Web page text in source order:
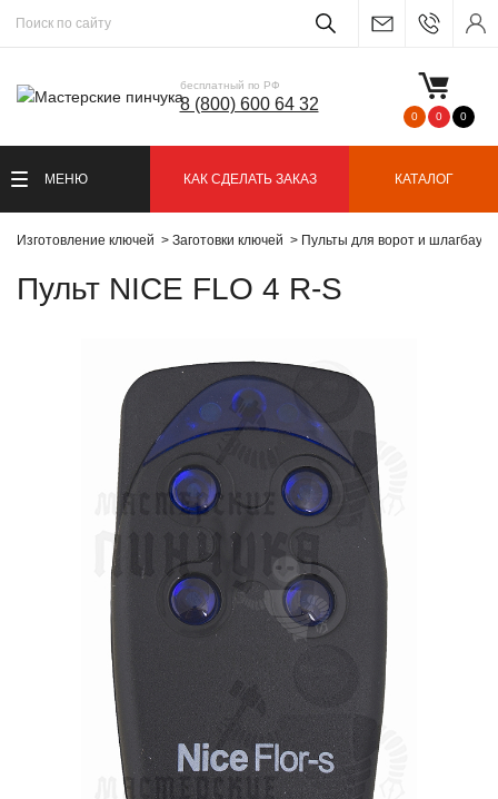
бесплатный по РФ
8 (800) 600 64 32
0 0 0
МЕНЮ КАК СДЕЛАТЬ ЗАКАЗ КАТАЛОГ
Изготовление ключей Заготовки ключей Пульты для ворот и
Пульт NICE FLO 4 R-S